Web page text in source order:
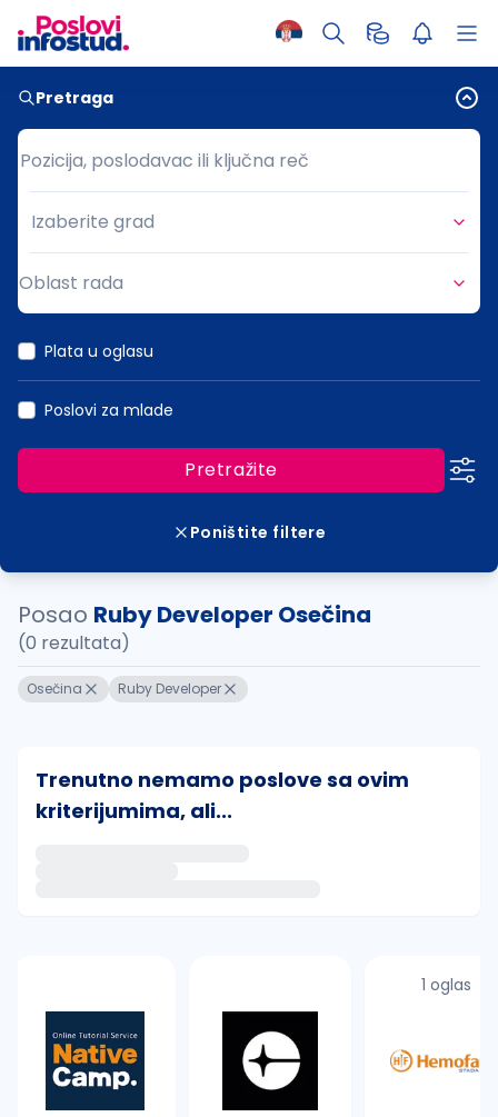
Pretraga
Pozicija, poslodavac ili ključna reč
Pozicija, poslodavac ili ključna reč
Grad
Izaberite grad
Oblast rada
Plata u oglasu
Poslovi za mlade
Pretražite
Poništite filtere
Posao Ruby Developer Osečina
(0 rezultata)
Osečina Ruby Developer
Trenutno nemamo poslove sa ovim
kriterijumima, ali...
Takođe možete da:
proverite pravopisne greške (koristite č, ć, š, đ,
povećajte radijus za odabrani grad
1 oglas